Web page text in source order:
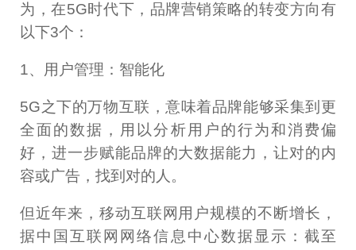
为，在5G时代下，品牌营销策略的转变方向有
以下3个：
1、用户管理：智能化
5G之下的万物互联，意味着品牌能够采集到更
全面的数据，用以分析用户的行为和消费偏
好，进一步赋能品牌的大数据能力，让对的内
容或广告，找到对的人。
但近年来，移动互联网用户规模的不断增长，
据中国互联网网络信息中心数据显示：截至